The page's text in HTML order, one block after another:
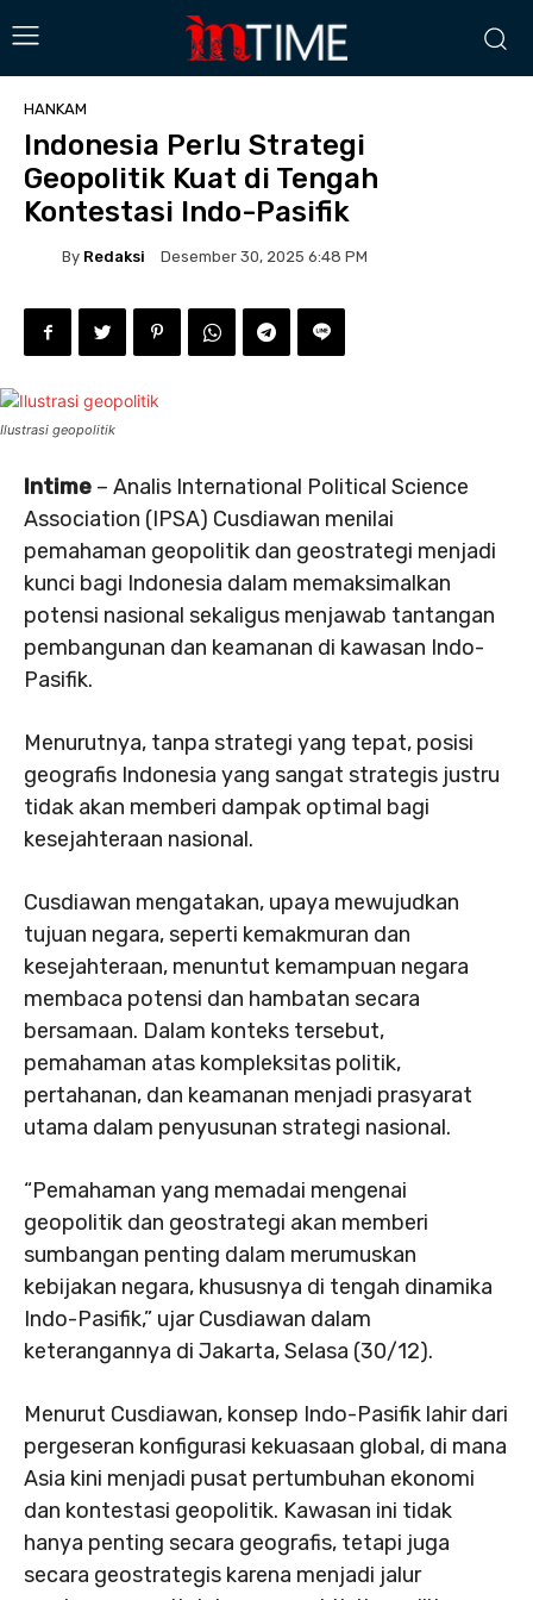
HANKAM
Indonesia Perlu Strategi
Geopolitik Kuat di Tengah
Kontestasi Indo-Pasifik
By Redaksi Desember 30, 2025 6:48 PM
Ilustrasi geopolitik
Intime – Analis International Political Science
Association (IPSA) Cusdiawan menilai
pemahaman geopolitik dan geostrategi menjadi
kunci bagi Indonesia dalam memaksimalkan
potensi nasional sekaligus menjawab tantangan
pembangunan dan keamanan di kawasan Indo-
Pasifik.
Menurutnya, tanpa strategi yang tepat, posisi
geografis Indonesia yang sangat strategis justru
tidak akan memberi dampak optimal bagi
kesejahteraan nasional.
Cusdiawan mengatakan, upaya mewujudkan
tujuan negara, seperti kemakmuran dan
kesejahteraan, menuntut kemampuan negara
membaca potensi dan hambatan secara
bersamaan. Dalam konteks tersebut,
pemahaman atas kompleksitas politik,
pertahanan, dan keamanan menjadi prasyarat
utama dalam penyusunan strategi nasional.
“Pemahaman yang memadai mengenai
geopolitik dan geostrategi akan memberi
sumbangan penting dalam merumuskan
kebijakan negara, khususnya di tengah dinamika
Indo-Pasifik,” ujar Cusdiawan dalam
keterangannya di Jakarta, Selasa (30/12).
Menurut Cusdiawan, konsep Indo-Pasifik lahir dari
pergeseran konfigurasi kekuasaan global, di mana
Asia kini menjadi pusat pertumbuhan ekonomi
dan kontestasi geopolitik. Kawasan ini tidak
hanya penting secara geografis, tetapi juga
secara geostrategis karena menjadi jalur